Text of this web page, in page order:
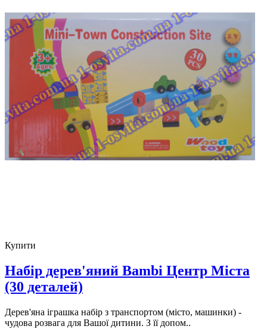
Купити
Набір дерев'яний Bambi Центр Міста
(30 деталей)
Дерев'яна іграшка набір з транспортом (місто, машинки) -
чудова розвага для Вашої дитини. З її допом..